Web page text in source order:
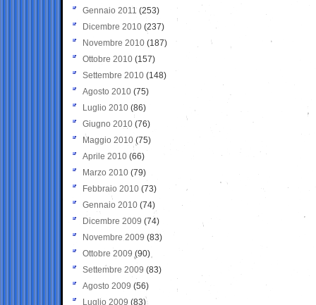
Gennaio 2011 (253)
Dicembre 2010 (237)
Novembre 2010 (187)
Ottobre 2010 (157)
Settembre 2010 (148)
Agosto 2010 (75)
Luglio 2010 (86)
Giugno 2010 (76)
Maggio 2010 (75)
Aprile 2010 (66)
Marzo 2010 (79)
Febbraio 2010 (73)
Gennaio 2010 (74)
Dicembre 2009 (74)
Novembre 2009 (83)
Ottobre 2009 (90)
Settembre 2009 (83)
Agosto 2009 (56)
Luglio 2009 (83)